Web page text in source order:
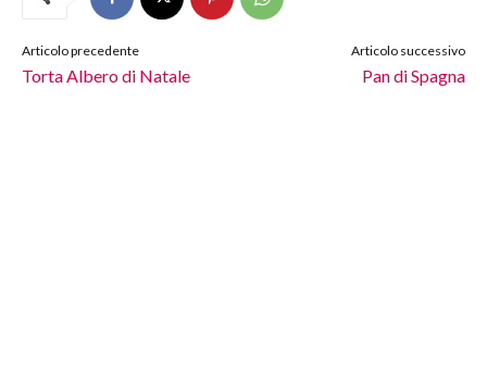
Articolo precedente
Torta Albero di Natale
Articolo successivo
Pan di Spagna